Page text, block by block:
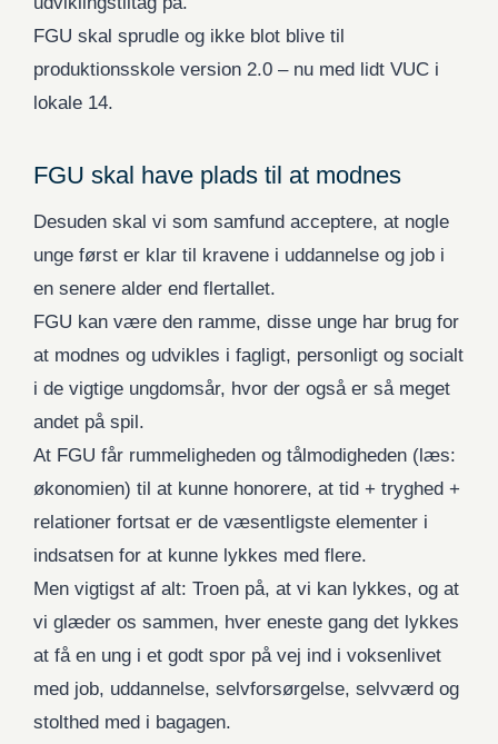
FGU skal sprudle og ikke blot blive til
produktionsskole version 2.0 – nu med lidt VUC i
lokale 14.
FGU skal have plads til at modnes
Desuden skal vi som samfund acceptere, at nogle
unge først er klar til kravene i uddannelse og job i
en senere alder end flertallet.
FGU kan være den ramme, disse unge har brug for
at modnes og udvikles i fagligt, personligt og socialt
i de vigtige ungdomsår, hvor der også er så meget
andet på spil.
At FGU får rummeligheden og tålmodigheden (læs:
økonomien) til at kunne honorere, at tid + tryghed +
relationer fortsat er de væsentligste elementer i
indsatsen for at kunne lykkes med flere.
Men vigtigst af alt: Troen på, at vi kan lykkes, og at
vi glæder os sammen, hver eneste gang det lykkes
at få en ung i et godt spor på vej ind i voksenlivet
med job, uddannelse, selvforsørgelse, selvværd og
stolthed med i bagagen.